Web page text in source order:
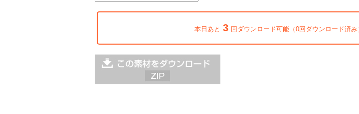
本日あと 3 回ダウンロード可能（0回ダウンロード済み